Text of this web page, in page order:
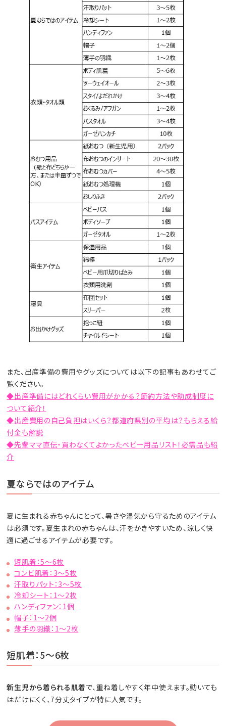
また、出産準備の費用やグッズについては以下の記事もあわせてご
覧ください。
◆出産準備にはどれくらい費用がかかる？節約方法や助成制度に
ついて紹介！
◆出産費用の自己負担はいくら？都道府県別の平均は？もらえる給
付金も解説
◆先輩ママ直伝・買わなくてよかったベビー用品リスト！必需品も紹
介
夏ならではのアイテム
夏に生まれる赤ちゃんにとって、暑さや湿気から守るためのアイテム
は必須です。夏生まれの赤ちゃんは、汗をかきやすいため、涼しく快
適に過ごせるアイテムが必要です。
短肌着：5～6枚
コンビ肌着：3～5枚
汗取りパット：3～5枚
冷却シート：1～2枚
ハンディファン：1個
帽子：1～2個
薄手の羽織：1～2枚
短肌着：5～6枚
新生児から着られる肌着で、重ね着しやすく年中使えます。動いても
はだけにくく、7分丈タイプが特に人気です。